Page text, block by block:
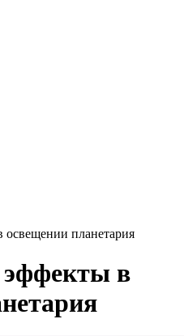
планетария
в